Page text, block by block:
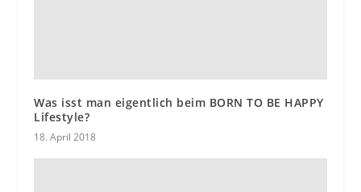
Was isst man eigentlich beim BORN TO BE HAPPY
Lifestyle?
18. April 2018